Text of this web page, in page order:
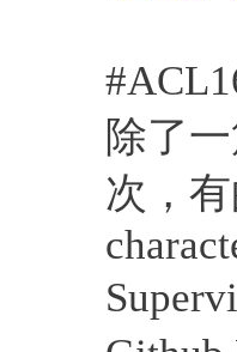
除了
次，